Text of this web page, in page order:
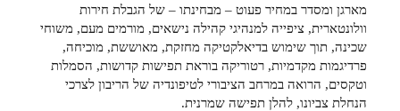
מארגן ומסדר במחיר פעוט – מבחינתו – של הגבלת חירות
וולונטארית, ציפייה למנהיגי קהילה נישאים, מורמים מעם, משוחי
שכינה, תוך שימוש בדיאלקטיקה מחזקת, מאוששת, מוכיחה,
פרדיגמות מקדמיות, רטוריקה בוראת תפישות קדושות, הסמלות
וטקסים, הרואה במרחב הציבורי לטיפונדיה של הריבון לצרכי
הנחלת צביונו, להלן תפישה שמרנית.